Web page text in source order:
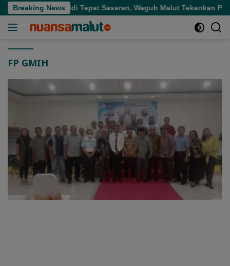
Langsung
ke
Breaking News
Pupuk Bersubsidi Tepat Sasaran, Wagub Malut Tekankan
FP GMIH